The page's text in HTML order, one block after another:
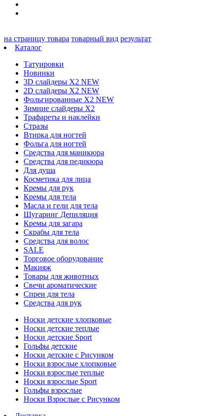
на страницу товара товарный вид результат
Каталог
Татуировки
Новинки
3D слайдеры X2 NEW
2D слайдеры X2 NEW
Фольгированные X2 NEW
Зимние слайдеры Х2
Трафареты и наклейки
Стразы
Втирка для ногтей
Фольга для ногтей
Средства для маникюра
Средства для педикюра
Для душа
Косметика для лица
Кремы для рук
Кремы для тела
Масла и гели для тела
Шугаринг Депиляция
Кремы для загара
Скрабы для тела
Средства для волос
SALE
Торговое оборудование
Макияж
Товары для животных
Свечи ароматические
Спреи для тела
Средства для рук
Носки детские хлопковые
Носки детские теплые
Носки детские Sport
Гольфы детские
Носки детские с Рисунком
Носки взрослые хлопковые
Носки взрослые теплые
Носки взрослые Sport
Гольфы взрослые
Носки Взрослые с Рисунком